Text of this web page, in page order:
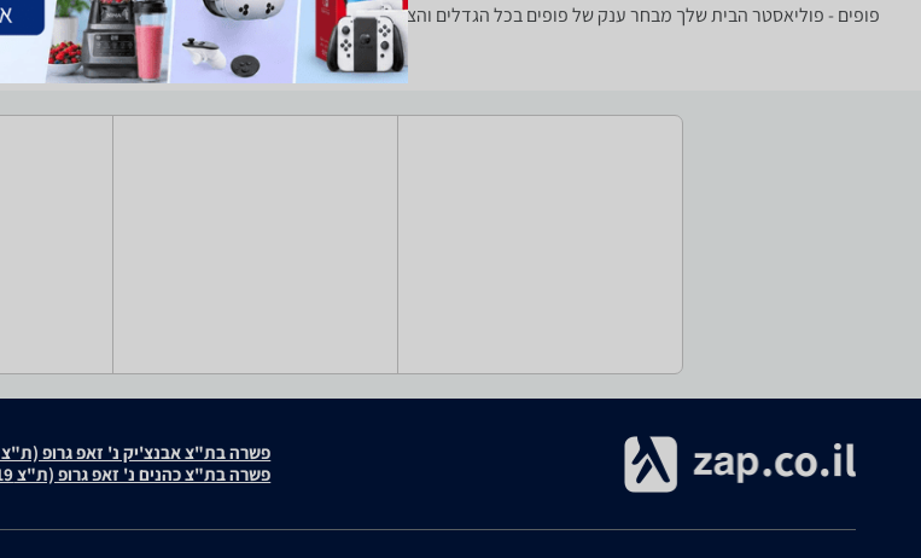
פופים - ‏פוליאסטר ‏הבית שלך מבחר ענק של פופים בכל הגדלים והצורות של טובי היצרנים: camptown ,Intex, GreenBanana ועוד.
פשרה בת"צ אבנצ'יק נ' זאפ גרופ (ת"צ 23008-08-20)
פשרה בת"צ כהנים נ' זאפ גרופ (ת"צ 60371-12-19)